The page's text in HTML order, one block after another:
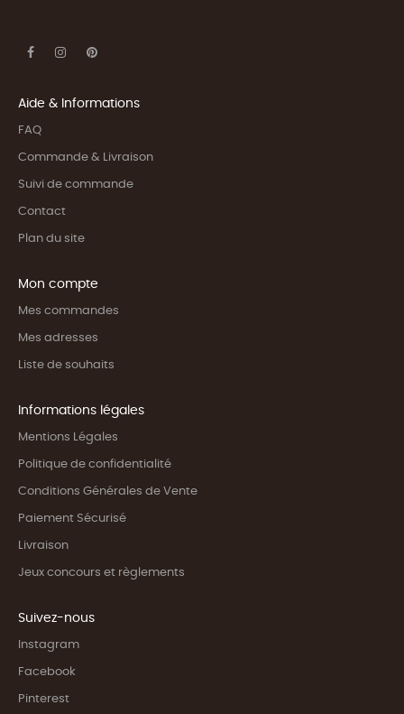
Aide & Informations
FAQ
Commande & Livraison
Suivi de commande
Contact
Plan du site
Mon compte
Mes commandes
Mes adresses
Liste de souhaits
Informations légales
Mentions Légales
Politique de confidentialité
Conditions Générales de Vente
Paiement Sécurisé
Livraison
Jeux concours et règlements
Suivez-nous
Instagram
Facebook
Pinterest